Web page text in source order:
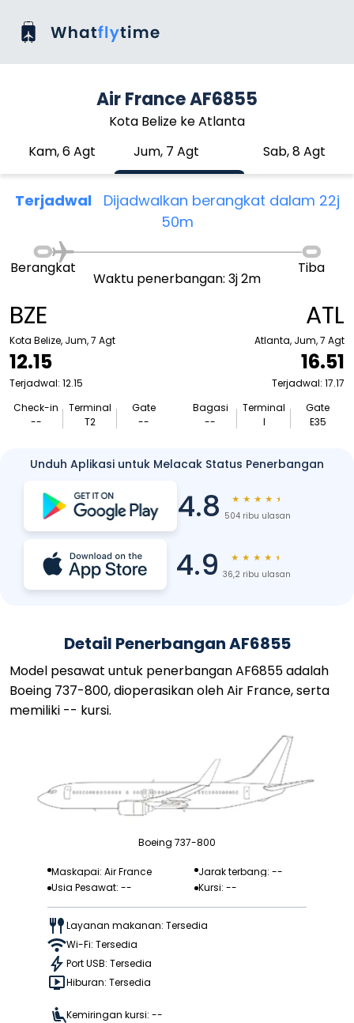
Air France AF6855
Kota Belize ke Atlanta
Kam, 6 Agt
Jum, 7 Agt Sab, 8 Agt
Terjadwal
Dijadwalkan berangkat dalam 22j
50m
BZE
Kota Belize, Jum, 7 Agt
12.15
Terjadwal: 12.15
Check-in
--
Terminal
T2
Gate
--
Berangkat
Waktu penerbangan: 3j 2m
Tiba
ATL
Atlanta, Jum, 7 Agt
16.51
Terjadwal: 17.17
Bagasi
--
Terminal
I
Gate
E35
Unduh Aplikasi untuk Melacak Status Penerbangan
4.8 ★ ★ ★ ★ ★
504 ribu ulasan
4.9 ★ ★ ★ ★ ★
36,2 ribu ulasan
Detail Penerbangan AF6855
Model pesawat untuk penerbangan AF6855 adalah
Boeing 737-800, dioperasikan oleh Air France, serta
memiliki -- kursi.
Boeing 737-800
Maskapai: Air France
Jarak terbang: --
Usia Pesawat: --
Kursi: --
Layanan makanan: Tersedia
Wi-Fi: Tersedia
Port USB: Tersedia
Hiburan: Tersedia
Kemiringan kursi: --